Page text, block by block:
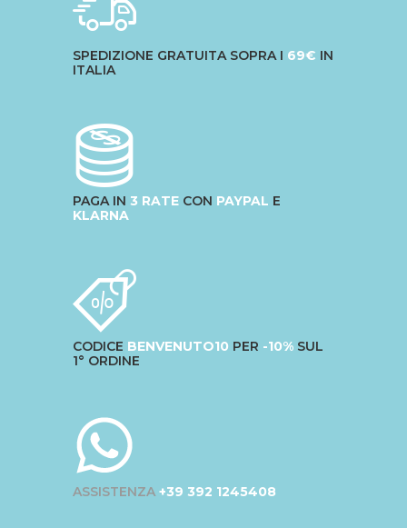
SPEDIZIONE GRATUITA SOPRA I 69€ IN
ITALIA
PAGA IN 3 RATE CON PAYPAL E
KLARNA
CODICE BENVENUTO10 PER -10% SUL
1° ORDINE
ASSISTENZA +39 392 1245408